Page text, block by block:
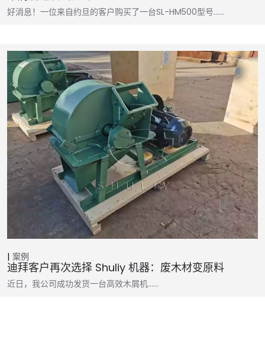
好消息！一位来自约旦的客户购买了一台SL-HM500型号……
案例
迪拜客户再次选择 Shuliy 机器：废木材变原料
近日，我公司成功发货一台高效木屑机……